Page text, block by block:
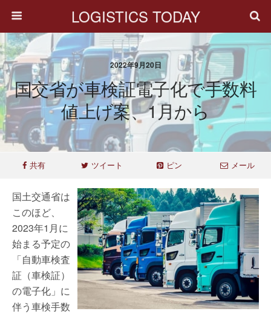
LOGISTICS TODAY
2022年9月20日
国交省が車検証電子化で手数料
値上げ案、1月から
共有 ツイート ピン メール
国土交通省は
このほど、
2023年1月に
始まる予定の
「自動車検査
証（車検証）
の電子化」に
伴う車検手数